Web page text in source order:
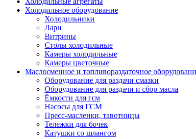
Холодильное оборудование
Холодильники
Лари
Витрины
Столы холодильные
Камеры холодильные
Камеры цветочные
Маслосменное и топливораздаточное
Оборудование для раздачи смазки
Оборудование для раздачи и сбор масла
Ёмкости для гсм
Насосы для ГСМ
Пресс-масленки, тавотницы
Тележки для бочек
Катушки со шлангом